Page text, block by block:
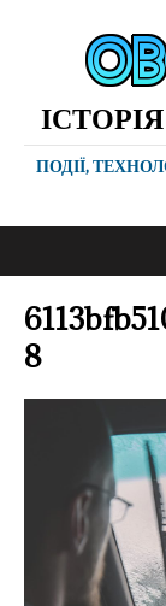
ПОДІЇ,
8